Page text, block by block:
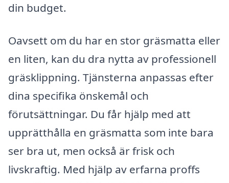
din budget.
Oavsett om du har en stor gräsmatta eller
en liten, kan du dra nytta av professionell
gräsklippning. Tjänsterna anpassas efter
dina specifika önskemål och
förutsättningar. Du får hjälp med att
upprätthålla en gräsmatta som inte bara
ser bra ut, men också är frisk och
livskraftig. Med hjälp av erfarna proffs